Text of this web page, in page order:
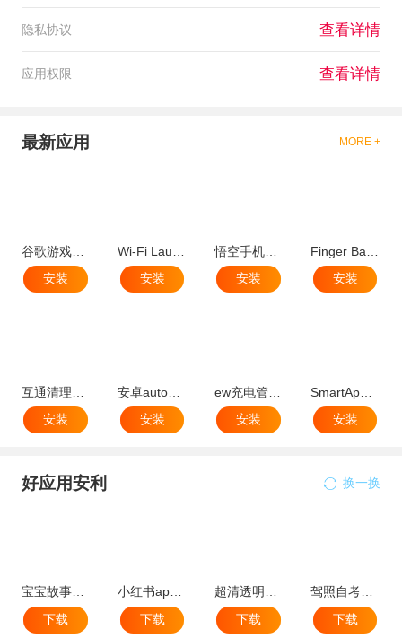
隐私协议 查看详情
应用权限 查看详情
最新应用 MORE +
谷歌游戏增压器手机版apk
安装
安装
悟空手机清理管家官方版
安装
安装
安装
安装
安装
安装
好应用安利 换一换
宝宝故事大全
下载
小红书app最新版本
下载
超清透明桌面壁纸手机app
下载
驾照自考知识库最新版
下载